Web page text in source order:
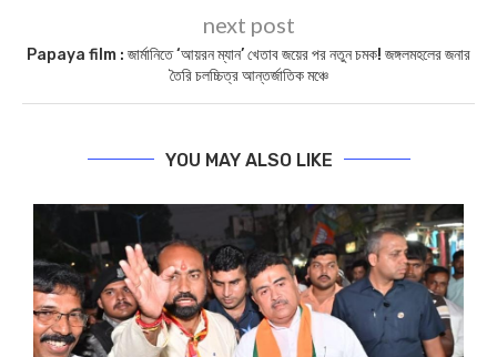
next post
Papaya film : জার্মানিতে ‘আয়রন ম্যান’ খেতাব জয়ের পর নতুন চমক! জঙ্গলমহলের জনার
তৈরি চলচ্চিত্র আন্তর্জাতিক মঞ্চে
YOU MAY ALSO LIKE